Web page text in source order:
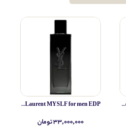
Simone Andreoli Tulum Junglescape for women and men EDP
Yves Saint Laurent MYSLF for men EDP
۳۳,۰۰۰,۰۰۰ تومان